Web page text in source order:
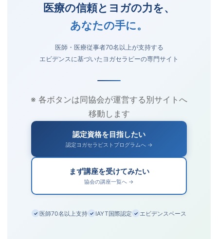
医療の信頼とヨガの力を、
あなたの手に。
医師・医療従事者70名以上が支持する
エビデンスに基づいたヨガセラピーの専門サイト
※ 各ボタンは同協会が運営する別サイトへ
移動します
認定資格を目指したい
認定ヨガセラピストプログラムへ →
まず講座を受けてみたい
協会の講座一覧へ →
✓ 医師70名以上支持 ✓ IAYT国際認定 ✓ エビデンスベース